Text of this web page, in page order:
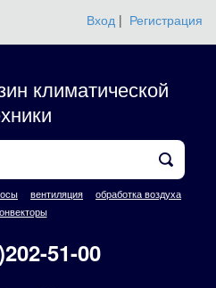
Вход | Регистрация
климатической
вентиляция
обработка воздуха
51-00